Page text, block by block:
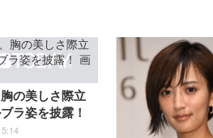
子 腰サポート 90度跳ね上げ
式アームレスト 3Dヘッドレス
ト ハンガー付き 高反発クッシ
ョン PCチェア 通気性メッシ
ュ ゲーミング/勉強/事務用 お
しゃれ パソコンチェア (ブラ
ック)
￥7,680
腰サ
ームレ
ハンガ
ン PC
ゲーミ
ゃれ
ト)
￥
￥49,979
スピーカー
イベル
ワイ
販売)
￥
の美しさ際立
ラ姿を披露！